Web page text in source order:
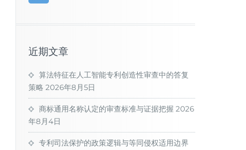
近期文章
算法特征在人工智能专利创造性审查中的答复
策略 2026年8月5日
商标通用名称认定的审查标准与证据把握 2026
年8月4日
专利司法保护的政策逻辑与等同侵权适用边界